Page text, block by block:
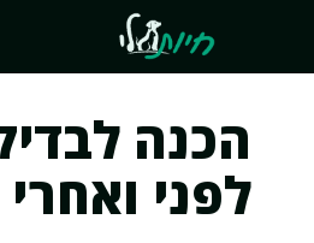
הכנה
לפני ואחרי